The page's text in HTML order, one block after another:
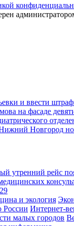
и ввести
на фасаде
Новгород
утренний рейс
и экология
России Интернет-
малых городов